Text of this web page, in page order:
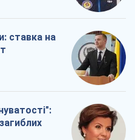
ставка на